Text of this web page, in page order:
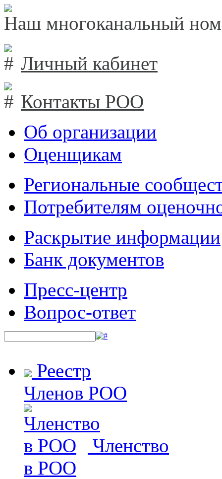
Наш многоканальный
Личный кабинет
Контакты РОО
Об организации
Оценщикам
Региональные
Потребителям
Раскрытие информации
Банк документов
Пресс-центр
Вопрос-ответ
Реестр
Членов РОО
Членство
в РОО